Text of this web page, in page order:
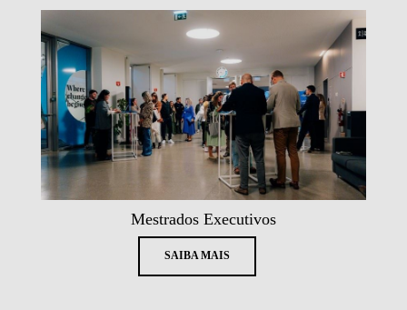
Mestrados Executivos
SAIBA MAIS